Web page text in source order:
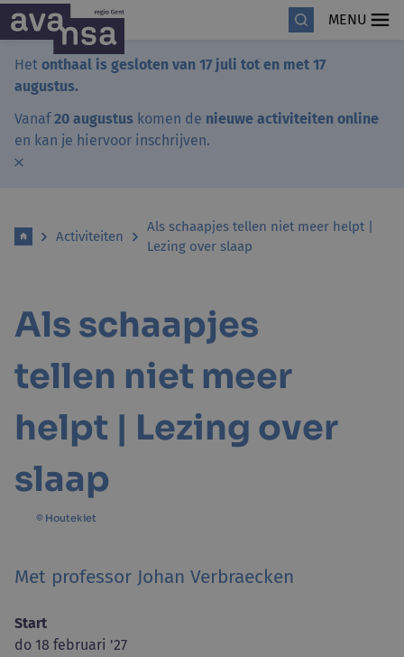
MENU
Het onthaal is gesloten van 17 juli tot en met 17
augustus.
Vanaf20 augustus komen de nieuwe activiteiten online
en kan je hiervoor inschrijven.
Activiteiten
Als schaapjes tellen niet meer helpt |
Lezing over slaap
Als schaapjes
tellen niet meer
helpt | Lezing over
slaap
© Houtekiet
Met professor Johan Verbraecken
Start
do 18 februari '27